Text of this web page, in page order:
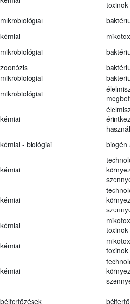
toxinok
mikrobiológiai
kémiai
mikrobiológiai
zoonózis
mikrobiológiai
mikrobiológiai
kémiai
kémiai - biológiai biogén
kémiai
kémiai
kémiai
toxinok
kémiai
toxinok
kémiai
bélfertőzések